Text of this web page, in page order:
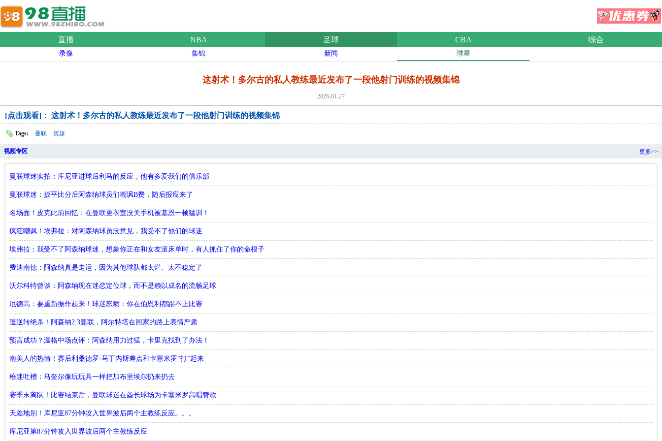
直播 NBA 足球 CBA 综合
录像 集锦 新闻 球星
这射术！多尔古的私人教练最近发布了一段他射门训练的视频集锦
2026-01-27
[点击观看]： 这射术！多尔古的私人教练最近发布了一段他射门训练的视频集锦
Tags: 曼联 英超
视频专区 更多>>
曼联球迷实拍：库尼亚进球后利马的反应，他有多爱我们的俱乐部
曼联球迷：扳平比分后阿森纳球员们嘲讽B费，随后报应来了
名场面！皮克此前回忆：在曼联更衣室没关手机被基恩一顿猛训！
疯狂嘲讽！埃弗拉：对阿森纳球员没意见，我受不了他们的球迷
埃弗拉：我受不了阿森纳球迷，想象你正在和女友滚床单时，有人抓住了你的命根子
费迪南德：阿森纳真是走运，因为其他球队都太烂、太不稳定了
沃尔科特曾谈：阿森纳现在迷恋定位球，而不是赖以成名的流畅足球
厄德高：要重新振作起来！球迷怒喷：你在伯恩利都踢不上比赛
遭逆转绝杀！阿森纳2:3曼联，阿尔特塔在回家的路上表情严肃
预言成功？温格中场点评：阿森纳用力过猛，卡里克找到了办法！
南美人的热情！赛后利桑德罗·马丁内斯差点和卡塞米罗“打”起来
枪迷吐槽：马奎尔像玩玩具一样把加布里埃尔扔来扔去
赛季末离队！比赛结束后，曼联球迷在酋长球场为卡塞米罗高唱赞歌
天差地别！库尼亚87分钟攻入世界波后两个主教练反应。。。
库尼亚第87分钟攻入世界波后两个主教练反应